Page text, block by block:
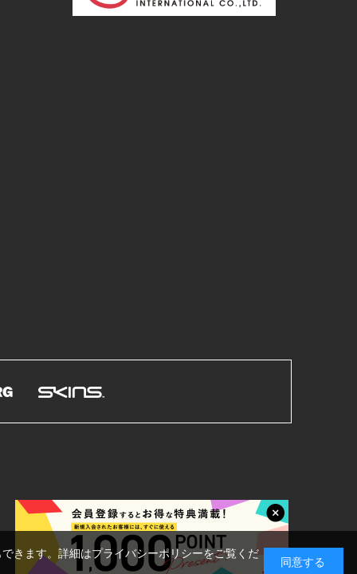
きます。詳細はプライバシーポリシーをご覧くだ
同意する